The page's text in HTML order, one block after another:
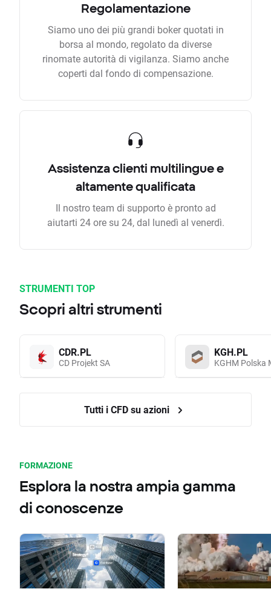
Regolamentazione
Siamo uno dei più grandi boker quotati in
borsa al mondo, regolato da diverse
rinomate autorità di vigilanza. Siamo anche
coperti dal fondo di compensazione.
Assistenza clienti multilingue e
altamente qualificata
Il nostro team di supporto è pronto ad
aiutarti 24 ore su 24, dal lunedì al venerdì.
STRUMENTI TOP
Scopri altri strumenti
CDR.PL
CD Projekt SA
KGH.PL
KGHM Polska
Tutti i CFD su azioni
FORMAZIONE
Esplora la nostra ampia gamma
di conoscenze